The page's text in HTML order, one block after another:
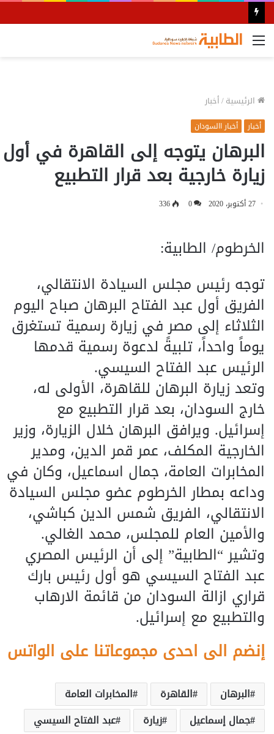
القائمة
الرئيسية/أخبار
أخبار أخبار االسودان
البرهان يتوجه إلى القاهرة في أول
زيارة خارجية بعد قرار التطبيع
27 أكتوبر، 2020 0
336
الخرطوم/ الطابية:
توجه رئيس مجلس السيادة الانتقالي،
الفريق أول عبد الفتاح البرهان صباح اليوم
الثلاثاء إلى مصر في زيارة رسمية تستغرق
يوماً واحداً، تلبيةً لدعوة رسمية قدمها
الرئيس عبد الفتاح السيسي.
وتعد زيارة البرهان للقاهرة، الأولى له،
خارج السودان، بعد قرار التطبيع مع
إسرائيل. ويرافق البرهان خلال الزيارة، وزير
الخارجية المكلف، عمر قمر الدين، ومدير
المخابرات العامة، جمال اسماعيل، وكان في
وداعه بمطار الخرطوم عضو مجلس السيادة
الانتقالي، الفريق شمس الدين كباشي،
والأمين العام للمجلس، محمد الغالي.
وتشير “الطابية” إلى أن الرئيس المصري
عبد الفتاح السيسي هو أول رئيس بارك
قراري ازالة السودان من قائمة الارهاب
والتطبيع مع إسرائيل.
إنضم الى احدى مجموعاتنا على الواتس
البرهان القاهرة
المخابرات العامة
جمال إسماعيل
زيارة
عبد الفتاح السيسي